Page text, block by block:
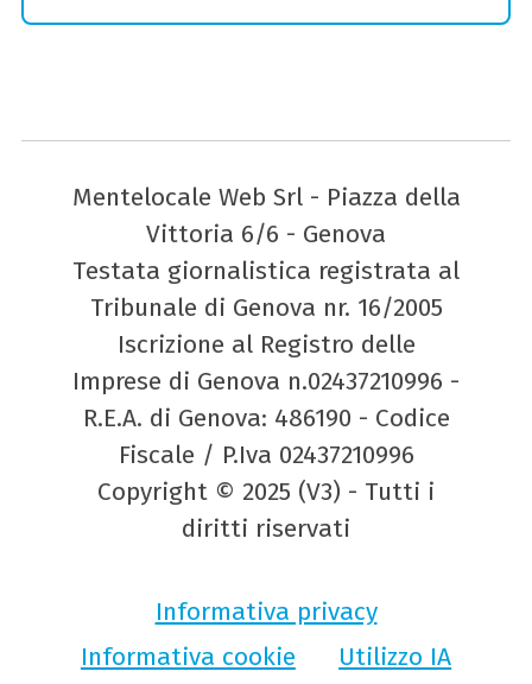
Mentelocale Web Srl - Piazza della
Vittoria 6/6 - Genova
Testata giornalistica registrata al
Tribunale di Genova nr. 16/2005
Iscrizione al Registro delle
Imprese di Genova n.02437210996 -
R.E.A. di Genova: 486190 - Codice
Fiscale / P.Iva 02437210996
Copyright © 2025 (V3) - Tutti i
diritti riservati
Informativa privacy
Informativa cookie
Utilizzo IA